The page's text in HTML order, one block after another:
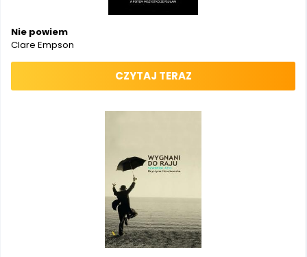
Nie powiem
Clare Empson
CZYTAJ TERAZ